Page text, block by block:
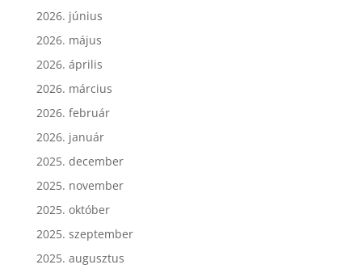
2026. június
2026. május
2026. április
2026. március
2026. február
2026. január
2025. december
2025. november
2025. október
2025. szeptember
2025. augusztus